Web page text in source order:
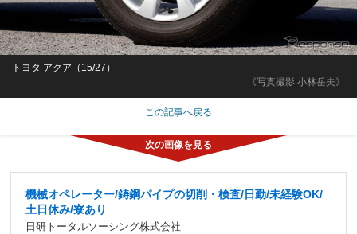
《写真撮影 小林岳夫》
トヨタ アクア（15/27）
この記事へ戻る
機械オペレーター/鋳鋼パイプの切削・検査/日勤/未経験OK/
土日休み/寮あり
日研トータルソーシング株式会社